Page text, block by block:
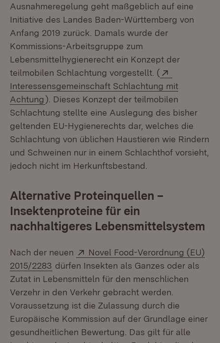
Ausnahmeregelung geht maßgeblich auf eine
Initiative des Landes Baden-Württemberg von
Anfang 2019 zurück. Damals wurde der
Kommissions-Arbeitsgruppe zum
Lebensmittelhygienerecht ein Konzept der
teilmobilen Schlachtung vorgestellt. (
Interessensgemeinschaft Schlachtung mit
Achtung(Öffnet in neuem Fenster)
). Dieses Konzept der teilmobilen
Schlachtung stellte eine Auslegung des bisher
geltenden EU-Hygienerechts dar, welches die
Schlachtung von üblichen Haustieren wie Rindern
und Schweinen nur in einem Schlachthof vorsieht,
jedoch nicht im Herkunftsbestand.
Alternative Proteinquellen –
Insektenproteine für ein
nachhaltigeres Lebensmittelsystem
Nach der neuen Extern:
Novel Food-Verordnung (EU)
2015/2283 (Öffnet in neuem Fenster)
dürfen Insekten als Ganzes oder als
Zutat in Lebensmitteln für den menschlichen
Verzehr in den Verkehr gebracht werden.
Voraussetzung ist die Zulassung durch die
Europäische Kommission auf der Grundlage einer
gesundheitlichen Bewertung. Das gilt für alle